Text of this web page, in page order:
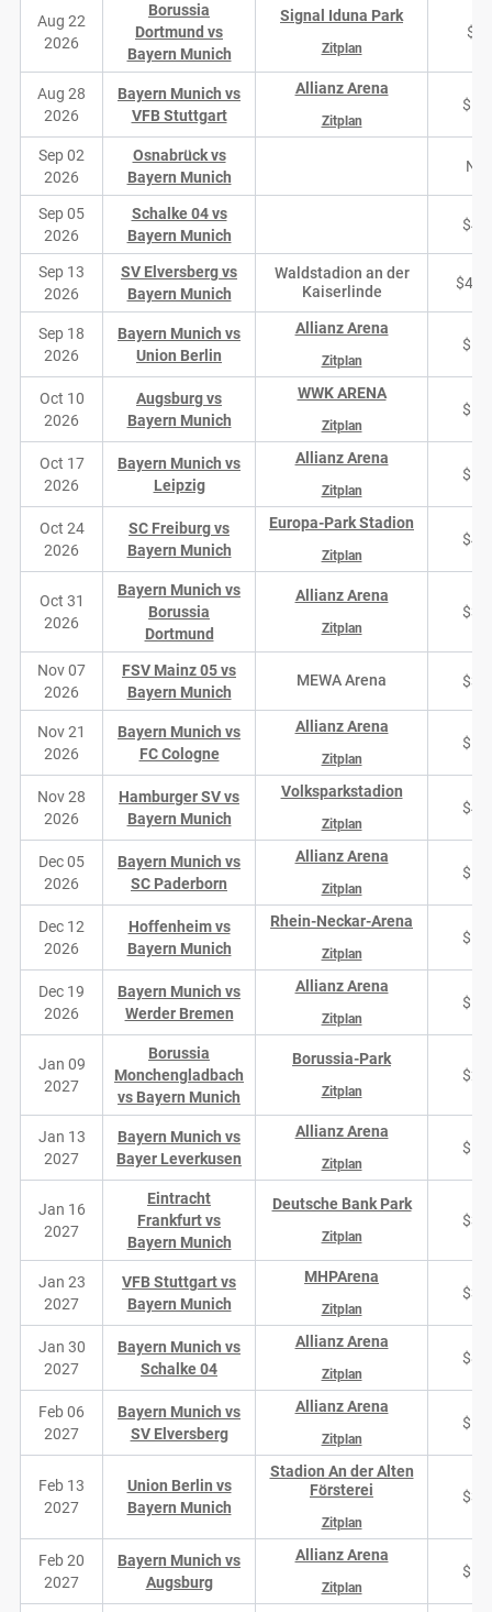
Aug 22
2026
Borussia
Dortmund vs
Bayern Munich
Signal Iduna Park
Zitplan
$71
Aug 28
2026
Bayern Munich vs
VFB Stuttgart
Allianz Arena
Zitplan
Sep 02
2026
Osnabrück vs
Bayern Munich
N/A
Sep 05
2026
Schalke 04 vs
Bayern Munich
Sep 13
2026
SV Elversberg vs
Bayern Munich
Waldstadion an der
Kaiserlinde
Sep 18
2026
Bayern Munich vs
Union Berlin
Allianz Arena
Zitplan
Oct 10
2026
Augsburg vs
Bayern Munich
WWK ARENA
Zitplan
Oct 17
2026
Bayern Munich vs
Leipzig
Allianz Arena
Zitplan
Oct 24
2026
SC Freiburg vs
Bayern Munich
Europa-Park Stadion
Zitplan
Oct 31
2026
Bayern Munich vs
Borussia
Dortmund
Allianz Arena
Zitplan
Nov 07
2026
FSV Mainz 05 vs
Bayern Munich
MEWA Arena
Nov 21
2026
Bayern Munich vs
FC Cologne
Allianz Arena
Zitplan
Nov 28
2026
Hamburger SV vs
Bayern Munich
Volksparkstadion
Zitplan
Dec 05
2026
Bayern Munich vs
SC Paderborn
Allianz Arena
Zitplan
Dec 12
2026
Hoffenheim vs
Bayern Munich
Rhein-Neckar-Arena
Zitplan
Dec 19
2026
Bayern Munich vs
Werder Bremen
Allianz Arena
Zitplan
Jan 09
2027
Borussia
Monchengladbach
vs Bayern Munich
Borussia-Park
Zitplan
Jan 13
2027
Bayern Munich vs
Bayer Leverkusen
Allianz Arena
Zitplan
Jan 16
2027
Eintracht
Frankfurt vs
Bayern Munich
Deutsche Bank Park
Zitplan
Jan 23
2027
VFB Stuttgart vs
Bayern Munich
MHPArena
Zitplan
Jan 30
2027
Bayern Munich vs
Schalke 04
Allianz Arena
Zitplan
Feb 06
2027
Bayern Munich vs
SV Elversberg
Allianz Arena
Zitplan
Feb 13
2027
Union Berlin vs
Bayern Munich
Stadion An der Alten
Försterei
Zitplan
Feb 20
2027
Bayern Munich vs
Augsburg
Allianz Arena
Zitplan